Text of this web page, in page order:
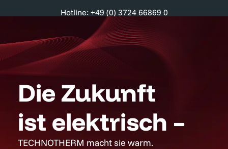
Hotline: +49 (0) 3724 66869 0
Die Zukunft
ist elektrisch –
TECHNOTHERM macht sie warm.